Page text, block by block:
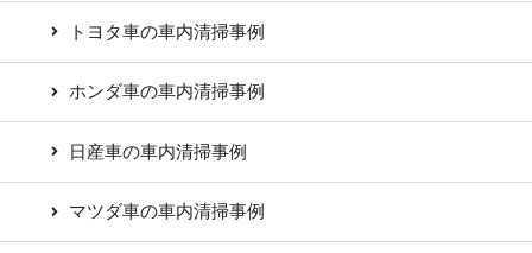
トヨタ車の車内清掃事例
ホンダ車の車内清掃事例
日産車の車内清掃事例
マツダ車の車内清掃事例